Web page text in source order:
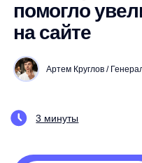
Артем Круглов /
3 минуты
+>1000